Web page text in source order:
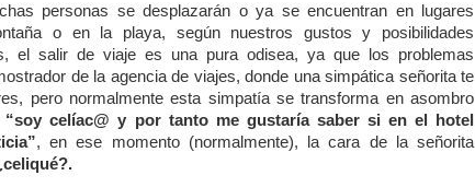
personas se desplazarán o ya se encuentran en lugares
o en la playa, según nuestros gustos y posibilidades
el salir de viaje es una pura odisea, ya que los problemas
de la agencia de viajes, donde una simpática señorita te
pero normalmente esta simpatía se transforma en asombro
“soy celíac@ y por tanto me gustaría saber si en el hotel
, en ese momento (normalmente), la cara de la señorita